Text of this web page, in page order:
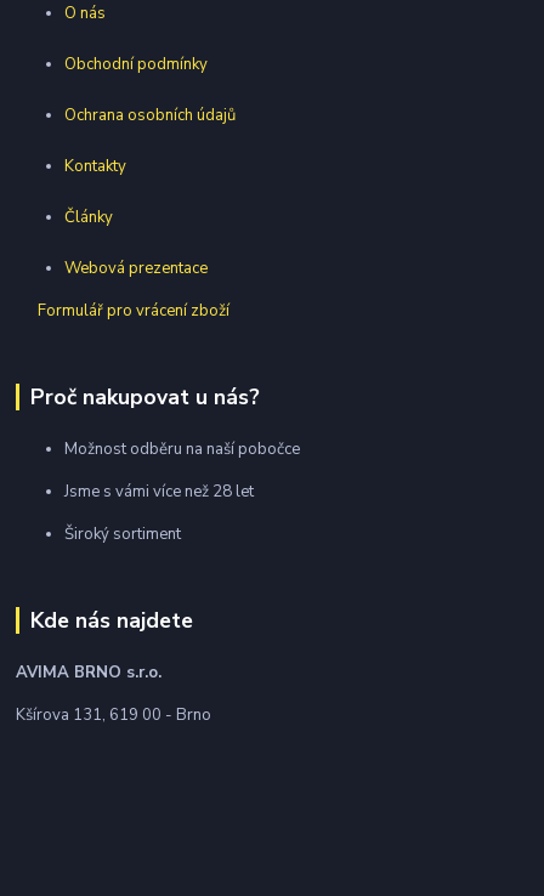
O nás
Obchodní podmínky
Ochrana osobních údajů
Kontakty
Články
Webová prezentace
Formulář pro vrácení zboží
Proč nakupovat u nás?
Možnost odběru na naší pobočce
Jsme s vámi více než 28 let
Široký sortiment
Kde nás najdete
AVIMA BRNO s.r.o.
Kšírova 131, 619 00 - Brno